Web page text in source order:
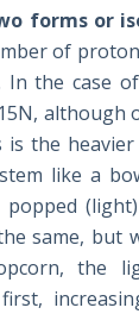
forms or
of
In the case
although
the
like a
same, but
the